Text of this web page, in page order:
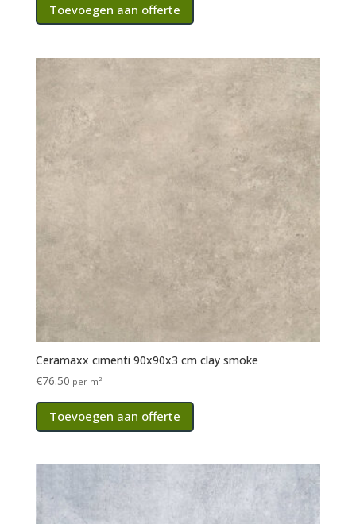
Toevoegen aan offerte
Ceramaxx cimenti 90x90x3 cm clay smoke
€76.50 per m²
Toevoegen aan offerte